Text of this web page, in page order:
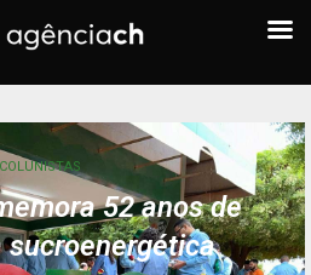
COLUNISTAS
52 anos de
sucroenergética